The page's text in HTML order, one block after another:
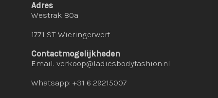
Adres
Westrak 80a
1771 ST Wieringerwerf
Contactmogelijkheden
Email: verkoop@ladiesbodyfashion.nl
Whatsapp: +31 6 29215007